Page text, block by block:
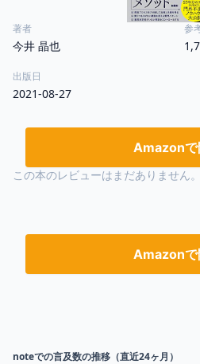
著者
今井 晶也
参
出版日
2021-08-27
Amazonで
この本のレビューはまだありません。
Amazonで
noteでの言及数の推移（直近24ヶ月）